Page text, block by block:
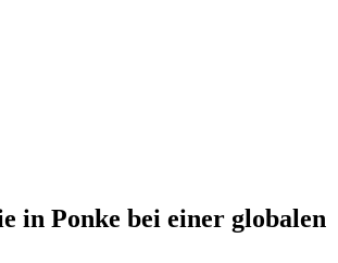
in Ponke bei einer globalen